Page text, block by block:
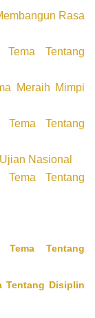
Rasa
Tentang
Meraih Mimpi
Tentang
Nasional
Tentang
Tema Tentang
Tentang Disiplin